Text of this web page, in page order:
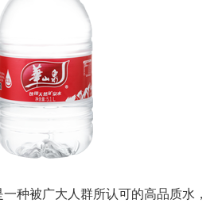
种被广大人群所认可的高品质水，